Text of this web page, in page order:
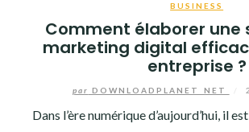
BUSINESS
Comment élaborer une
marketing digital
entreprise ?
par DOWNLOADPLANET_NET
Dans l’ère numérique d’aujourd’hui, il